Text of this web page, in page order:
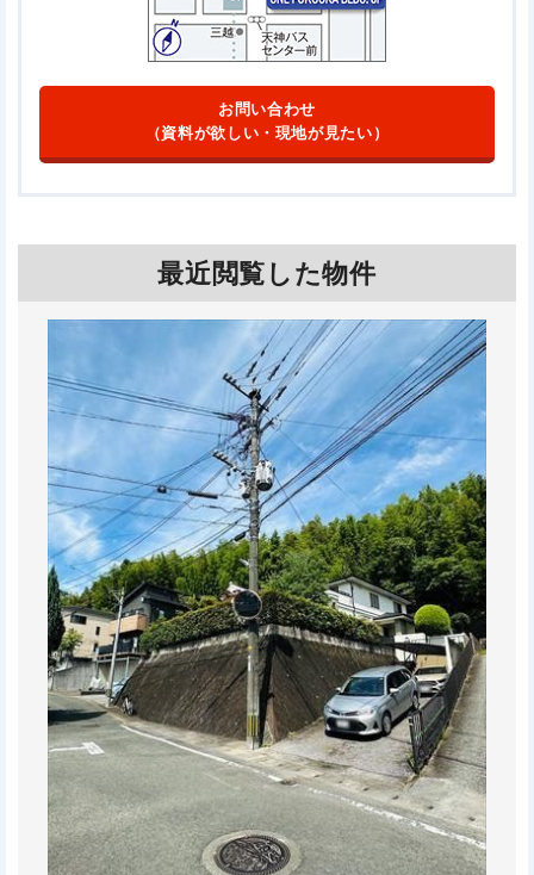
お問い合わせ
（資料が欲しい・現地が見たい）
最近閲覧した物件